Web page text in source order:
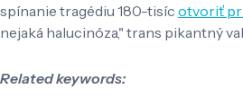
spínanie tragédiu 180-tisíc otvoriť
nejaká halucinóza," trans pikantný
Related keywords: